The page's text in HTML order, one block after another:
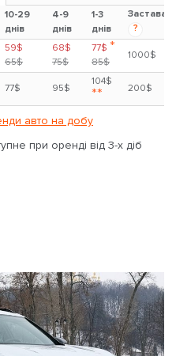
10-29
днів
4-9
днів
1-3
днів
Застава
?
59$
65$
68$
75$
77$ *
85$
1000$
77$ 95$
104$
** 200$
авто на добу
при оренді від 3-х діб